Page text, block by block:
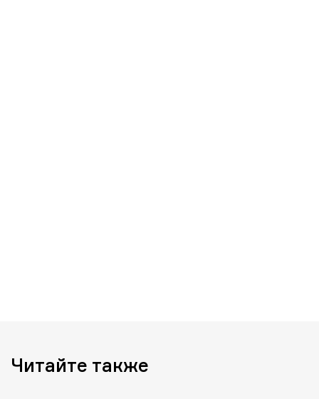
Читайте также